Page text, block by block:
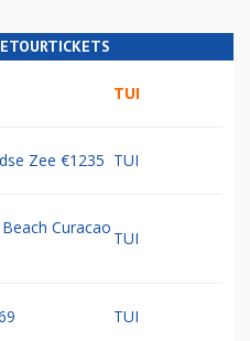
TUI
Zee €1235 TUI
Curacao
TUI
TUI